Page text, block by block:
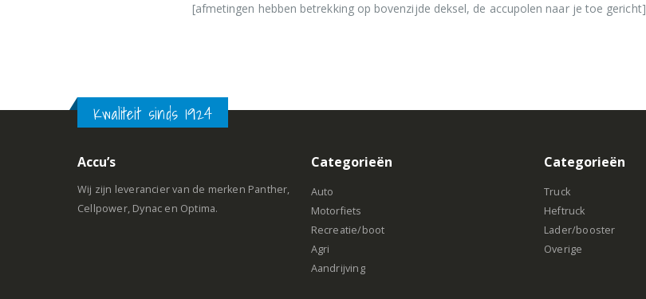
[afmetingen hebben betrekking op bovenzijde deksel, de accupolen naar je toe gericht]
Kwaliteit sinds 1924
Accu’s
Wij zijn leverancier van de merken Panther,
Cellpower, Dynac en Optima.
Categorieën
Auto
Motorfiets
Recreatie/boot
Agri
Aandrijving
Categorieën
Truck
Heftruck
Lader/booster
Overige